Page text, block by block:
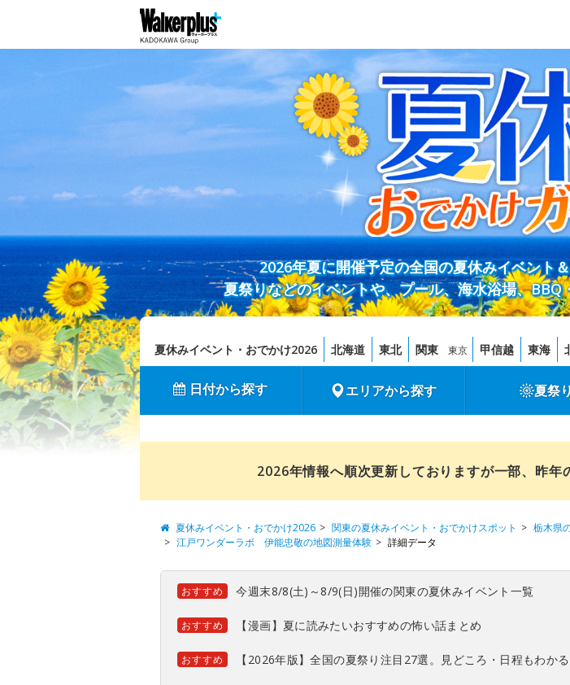
2026年夏に開催予定の全国の夏休みイベント
夏祭りなどのイベントや、プール、海水浴場、
夏休みイベント・おでかけ2026 北海道 東北 関東 東京 甲信越 東海
日付から探す エリアから探す 夏祭り
2026年情報へ順次更新しておりますが一部、昨年
夏休みイベント・おでかけ2026 関東の夏休みイベント・おでかけスポット 栃木県
江戸ワンダーラボ 伊能忠敬の地図測量体験
詳細データ
おすすめ 今週末8/8(土)～8/9(日)開催の関東の夏休みイベント一覧
おすすめ 【漫画】夏に読みたいおすすめの怖い話まとめ
おすすめ 【2026年版】全国の夏祭り注目27選。見どころ・日程もわかる